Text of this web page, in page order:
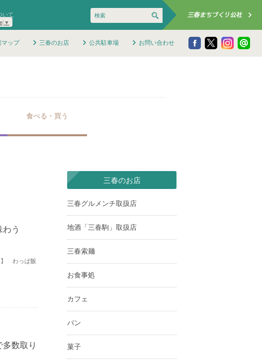
いて
▼
マップ 三春のお店 公共駐車場 お問い合わせ
食べる・買う
う
】 わっぱ飯
数取り
三春のお店
三春グルメンチ取扱店
地酒「三春駒」取扱店
三春索麺
お食事処
カフェ
パン
菓子